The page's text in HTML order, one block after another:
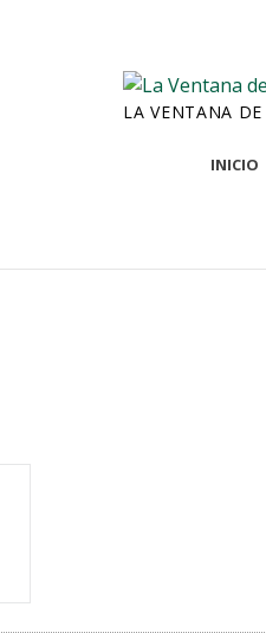
LA VENTANA
INICIO